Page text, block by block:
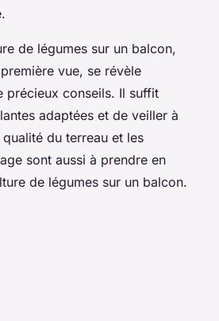
de légumes sur un balcon,
vue, se révèle
précieux conseils. Il suffit
adaptées et de veiller à
du terreau et les
sont aussi à prendre en
de légumes sur un balcon.